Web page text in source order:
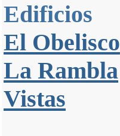
Edificios
El Obelisco
La Rambla
Vistas